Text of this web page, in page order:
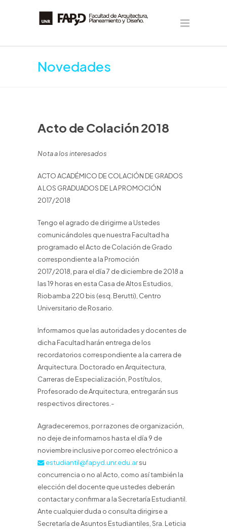
Novedades
Acto de Colación 2018
Nota a los interesados
ACTO ACADÉMICO DE COLACIÓN DE GRADOS
A LOS GRADUADOS DE LA PROMOCIÓN
2017/2018
Tengo el agrado de dirigirme a Ustedes
comunicándoles que nuestra Facultad ha
programado el Acto de Colación de Grado
correspondiente a la Promoción
2017/2018, para el día 7 de diciembre de 2018 a
las 19 horas en esta Casa de Altos Estudios,
Riobamba 220 bis (esq. Berutti), Centro
Universitario de Rosario.
Informamos que las autoridades y docentes de
dicha Facultad harán entrega de los
recordatorios correspondiente a la carrera de
Arquitectura. Doctorado en Arquitectura,
Carreras de Especialización, Postítulos,
Profesorado de Arquitectura, entregarán sus
respectivos directores.-
Agradeceremos, por razones de organización,
no deje de informarnos hasta el día 9 de
noviembre inclusive por correo electrónico a
estudiantil@fapyd.unr.edu.arsu
concurrencia o no al Acto, como así también la
elección del docente que ustedes deberán
contactar y confirmar a la Secretaría Estudiantil.
Ante cualquier duda o consulta dirigirse a
Secretaría de Asuntos Estudiantiles, Sra. Leticia